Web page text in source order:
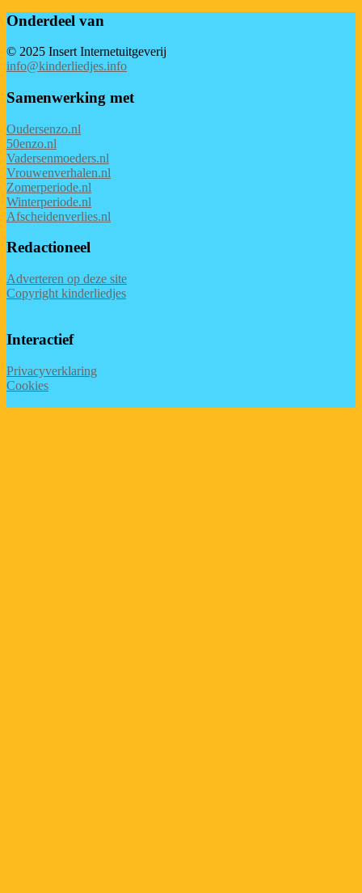
Onderdeel van
© 2025 Insert Internetuitgeverij
info@kinderliedjes.info
Samenwerking met
Oudersenzo.nl
50enzo.nl
Vadersenmoeders.nl
Vrouwenverhalen.nl
Zomerperiode.nl
Winterperiode.nl
Afscheidenverlies.nl
Redactioneel
Adverteren op deze site
Copyright kinderliedjes
Interactief
Privacyverklaring
Cookies